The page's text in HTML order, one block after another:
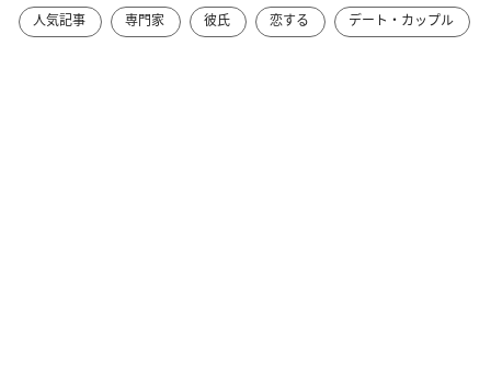
人気記事 専門家 彼氏 恋する デート・カップル